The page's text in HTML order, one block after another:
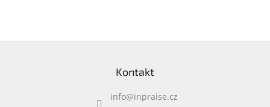
Kontakt
info@inpraise.cz